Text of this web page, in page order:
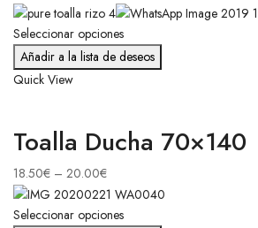
Seleccionar opciones
Añadir a la lista de deseos
Quick View
Toalla Ducha 70×140
18.50€ – 20.00€
Seleccionar opciones